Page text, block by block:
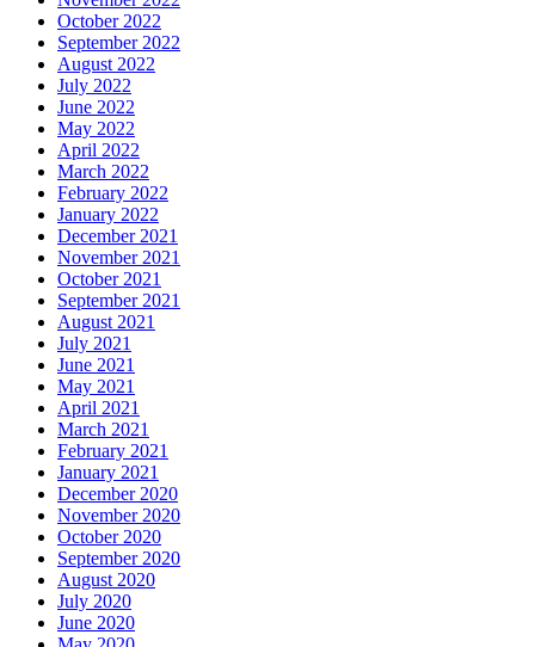
October 2022
September 2022
August 2022
July 2022
June 2022
May 2022
April 2022
March 2022
February 2022
January 2022
December 2021
November 2021
October 2021
September 2021
August 2021
July 2021
June 2021
May 2021
April 2021
March 2021
February 2021
January 2021
December 2020
November 2020
October 2020
September 2020
August 2020
July 2020
June 2020